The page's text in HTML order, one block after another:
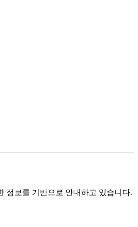
정보를 기반으로 안내하고 있습니다.